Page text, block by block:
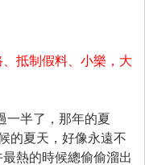
抵制假料、小樂，大
一半了，那年的夏
的夏天，好像永遠不
熱的時候總偷偷溜出